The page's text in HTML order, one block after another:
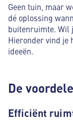
Geen tuin, maar
dé oplossing
buitenruimte. Wil
Hieronder vind je
ideeën.
De
Efficiënt